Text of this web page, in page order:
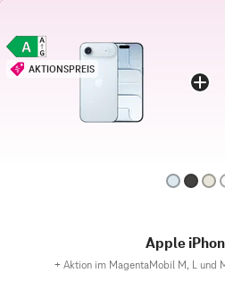
AKTIONSPREIS
Apple
+ Aktion im MagentaMobil M, L und